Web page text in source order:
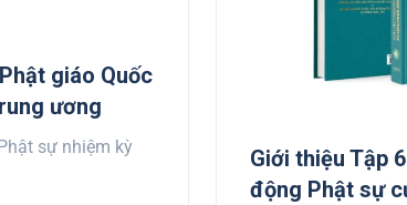
giáo Quốc
ương
sự nhiệm kỳ
Tập 4 kỷ yếu “Những
Giới thiệu Tập
động Phật sự